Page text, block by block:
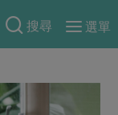
搜尋
選單